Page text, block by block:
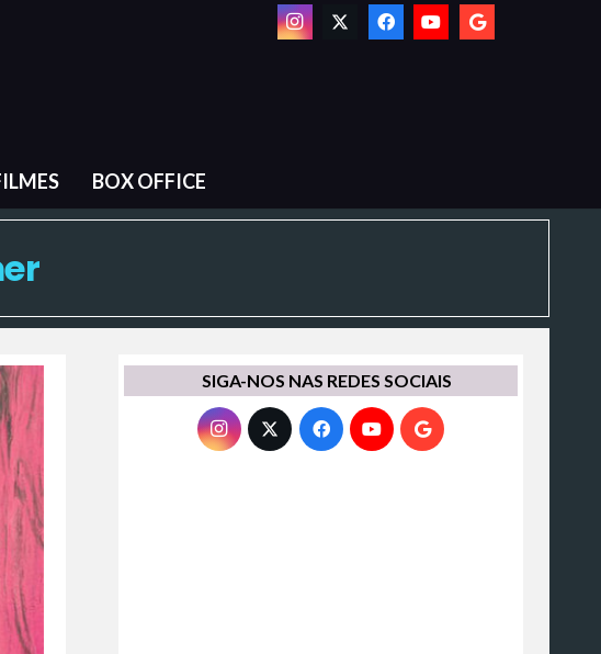
BOX OFFICE
SIGA-NOS NAS REDES SOCIAIS